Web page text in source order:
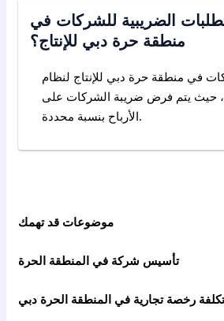
الضريبية للشركات في
منطقة حرة دبي للإنتاج؟
في منطقة حرة دبي للإنتاج لنظام
حيث يتم فرض ضريبة الشركات على
الأرباح بنسبة محددة.
موضوعات قد تهمك
تأسيس شركة في المنطقة الحرة
رخصة تجارية في المنطقة الحرة دبي